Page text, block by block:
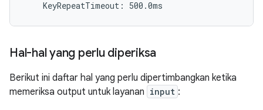
Hal-hal yang perlu diperiksa
Berikut ini daftar hal yang perlu dipertimbangkan ketika
memeriksa output untuk layanan input :